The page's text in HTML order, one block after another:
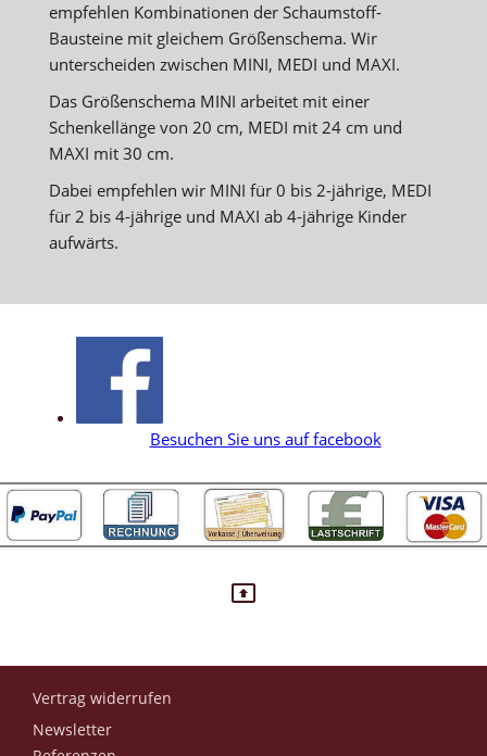
empfehlen Kombinationen der Schaumstoff-
Bausteine mit gleichem Größenschema. Wir
unterscheiden zwischen MINI, MEDI und MAXI.
Das Größenschema MINI arbeitet mit einer
Schenkellänge von 20 cm, MEDI mit 24 cm und
MAXI mit 30 cm.
Dabei empfehlen wir MINI für 0 bis 2-jährige, MEDI
für 2 bis 4-jährige und MAXI ab 4-jährige Kinder
aufwärts.
Besuchen Sie uns auf facebook
Vertrag widerrufen
Newsletter